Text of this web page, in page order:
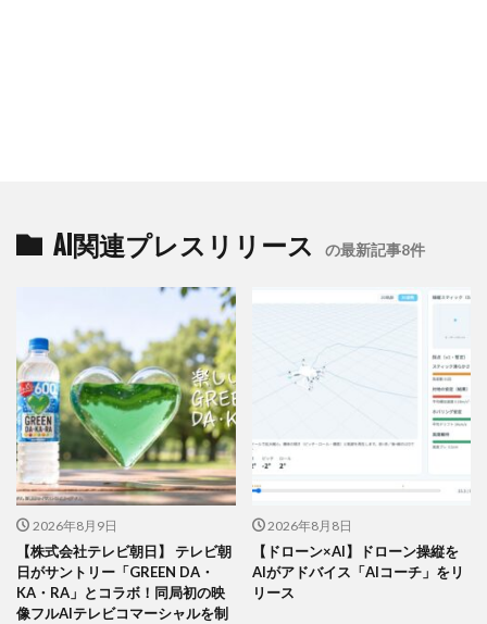
AI関連プレスリリース の最新記事8件
2026年8月9日
【株式会社テレビ朝日】 テレビ朝
日がサントリー「GREEN DA・
KA・RA」とコラボ！同局初の映
像フルAIテレビコマーシャルを制
2026年8月8日
【ドローン×AI】ドローン操縦を
AIがアドバイス「AIコーチ」をリ
リース